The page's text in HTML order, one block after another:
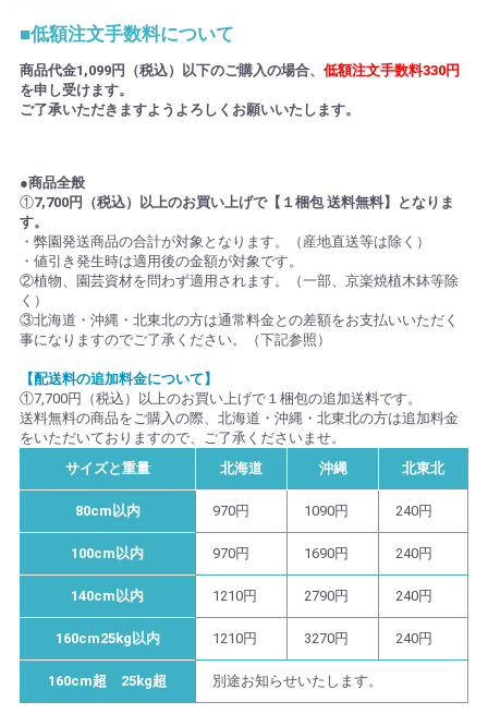
■低額注文手数料について
商品代金1,099円（税込）以下のご購入の場合、 低額注文手数料330円
を申し受けます。
ご了承いただきますようよろしくお願いいたします。
●商品全般
①7,700円（税込）以上のお買い上げで【１梱包 送料無料】となりま
す。
・弊園発送商品の合計が対象となります。（産地直送等は除く）
・値引き発生時は適用後の金額が対象です。
②植物、園芸資材を問わず適用されます。（一部、京楽焼植木鉢等除
く）
③北海道・沖縄・北東北の方は通常料金との差額をお支払いいただく
事になりますのでご了承ください。（下記参照）
【配送料の追加料金について】
①7,700円（税込）以上のお買い上げで１梱包の追加送料です。
送料無料の商品をご購入の際、北海道・沖縄・北東北の方は追加料金
をいただいておりますので、ご了承くださいませ。
サイズと重量
北海道 沖縄 北東北
80cm以内 970円 1090円 240円
100cm以内 970円 1690円 240円
140cm以内 1210円 2790円 240円
160cm25kg以内 1210円 3270円 240円
160cm超 25kg超 別途お知らせいたします。